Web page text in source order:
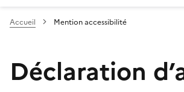
Accueil Mention accessibilité
Déclaration